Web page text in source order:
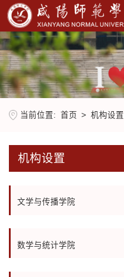
当前位置: 首页 > 机构设置
机构设置
文学与传播学院
数学与统计学院